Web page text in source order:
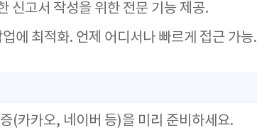
신고서 작성을 위한 전문 기능 제공.
에 최적화. 언제 어디서나 빠르게 접근 가능.
(카카오, 네이버 등)을 미리 준비하세요.